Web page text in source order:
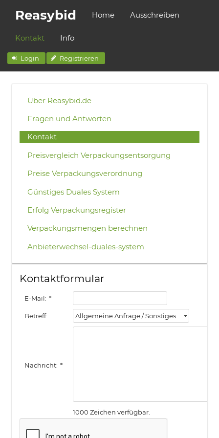
Reasybid Home Ausschreiben
Kontakt Info
Login Registrieren
Über Reasybid.de
Fragen und Antworten
Kontakt
Preisvergleich Verpackungsentsorgung
Preise Verpackungsverordnung
Günstiges Duales System
Erfolg Verpackungsregister
Verpackungsmengen berechnen
Anbieterwechsel-duales-system
Kontaktformular
E-Mail: *
Betreff: Allgemeine Anfrage / Sonstiges
Nachricht: *
1000 Zeichen verfügbar.